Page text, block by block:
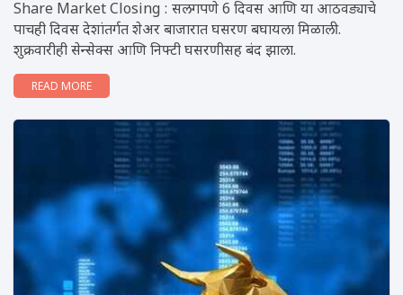
Share Market Closing : सलगपणे 6 दिवस आणि या आठवड्याचे
पाचही दिवस देशांतर्गत शेअर बाजारात घसरण बघायला मिळाली.
शुक्रवारीही सेन्सेक्स आणि निफ्टी घसरणीसह बंद झाला.
READ MORE